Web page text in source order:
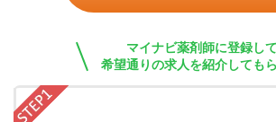
マイナビ薬剤師に登録して
希望通りの求人を紹介しても